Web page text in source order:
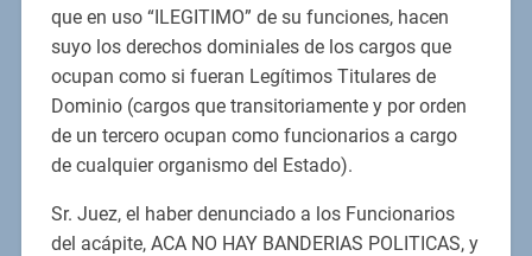
que en uso “ILEGITIMO” de su funciones, hacen
suyo los derechos dominiales de los cargos que
ocupan como si fueran Legítimos Titulares de
Dominio (cargos que transitoriamente y por orden
de un tercero ocupan como funcionarios a cargo
de cualquier organismo del Estado).
Sr. Juez, el haber denunciado a los Funcionarios
del acápite, ACA NO HAY BANDERIAS POLITICAS, y